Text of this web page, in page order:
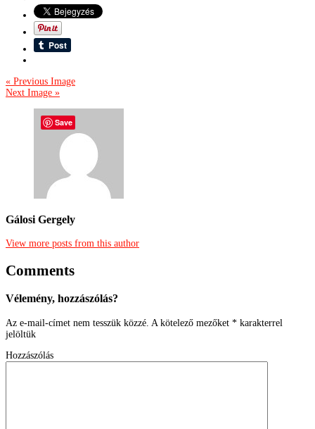
« Previous Image
Next Image »
Gálosi Gergely
View more posts from this author
Comments
Vélemény, hozzászólás?
Az e-mail-címet nem tesszük közzé. A kötelező mezőket * karakterrel
jelöltük
Hozzászólás
Save